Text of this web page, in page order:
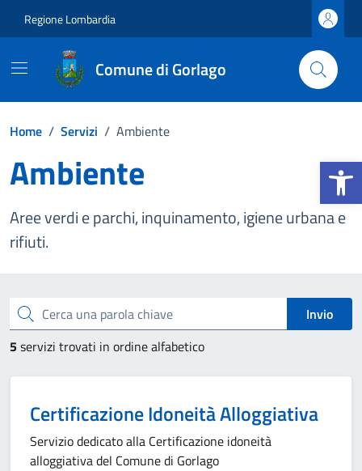
Apri la
Regione Lombardia
Comune di Gorlago
Home / Servizi / Ambiente
Ambiente
Aree verdi e parchi, inquinamento, igiene urbana e
rifiuti.
Cerca una parola chiave
Invio
5servizi trovati in ordine alfabetico
Certificazione Idoneità Alloggiativa
Servizio dedicato alla Certificazione idoneità
alloggiativa del Comune di Gorlago